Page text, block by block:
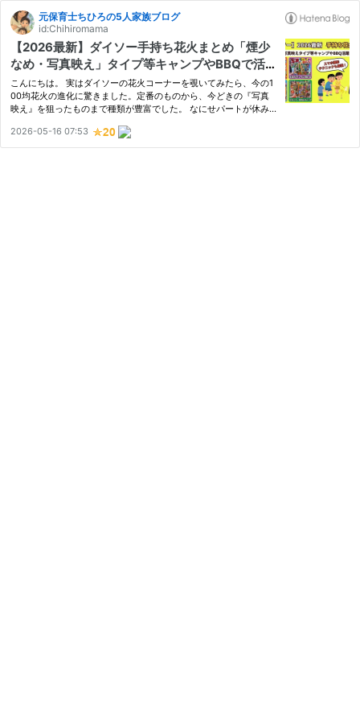
元保育士ちひろの5人家族ブログ
id:Chihiromama
【2026最新】ダイソー手持ち花火まとめ「煙少
なめ・写真映え」タイプ等キャンプやBBQで活躍
間違いなし！
こんにちは。 実はダイソーの花火コーナーを覗いてみたら、今の1
00均花火の進化に驚きました。定番のものから、今どきの『写真
映え』を狙ったものまで種類が豊富でした。 なにせパートが休み
スター主婦といえば、この私。私じゃないと見逃しちゃうね！ ダ
イソ…
2026-05-16 07:53